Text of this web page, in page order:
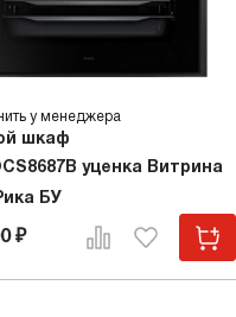
у менеджера
шкаф
уценка Витрина
БУ
₽